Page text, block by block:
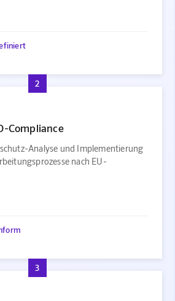
2
Compliance
Analyse und Implementierung
nach EU-
3